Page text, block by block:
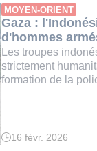
:
2
min.
MOYEN-ORIENT
Gaza :
d'hommes
Les troupes
strictement
formation de la
Temps
16 févr. 2026